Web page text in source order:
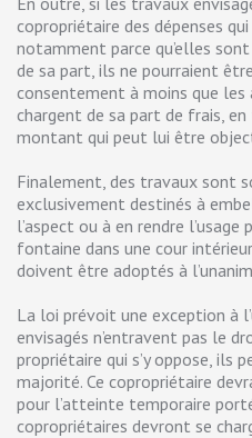
copropriétaire des dépenses
notamment parce qu’elles
de sa part, ils ne pourraient
consentement à moins que les
chargent de sa part de frais,
montant qui peut lui être
Finalement, des travaux sont
exclusivement destinés à
l’aspect ou à en rendre
fontaine dans une cour
doivent être adoptés à
La loi prévoit une exception à
envisagés n’entravent pas le
propriétaire qui s’y oppose, ils
majorité. Ce copropriétaire
pour l’atteinte temporaire
copropriétaires devront se